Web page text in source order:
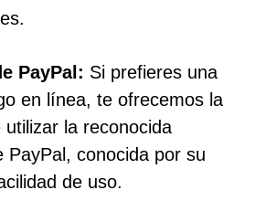
PayPal: Si prefieres una
en línea, te ofrecemos la
utilizar la reconocida
PayPal, conocida por su
de uso.